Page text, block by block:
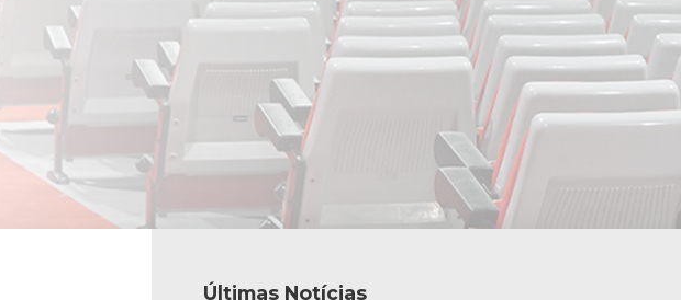
Últimas Notícias